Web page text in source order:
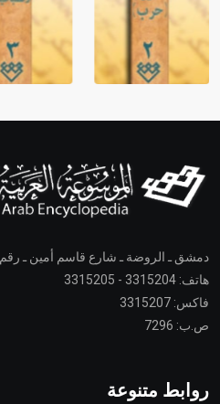
دمشق ـ الروضة ـ شارع قاسم أمين ـ رقم 39
هاتف: 3315204 - 3315205
فاكس: 3315207
ص.ب: 7296
روابط متنوعة